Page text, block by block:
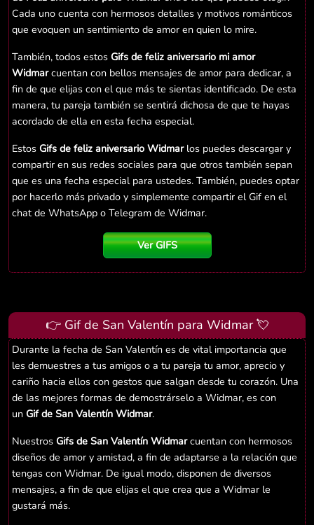
Cada uno cuenta con hermosos detalles y motivos románticos
que evoquen un sentimiento de amor en quien lo mire.
También, todos estos Gifs de feliz aniversario mi amor
Widmarcuentan con bellos mensajes de amor para dedicar, a
fin de que elijas con el que más te sientas identificado. De esta
manera, tu pareja también se sentirá dichosa de que te hayas
acordado de ella en esta fecha especial.
Estos Gifs de feliz aniversario Widmarlos puedes descargar y
compartir en sus redes sociales para que otros también sepan
que es una fecha especial para ustedes. También, puedes optar
por hacerlo más privado y simplemente compartir el Gif en el
chat de WhatsApp o Telegram de Widmar.
Ver GIFS
👉 Gif de San Valentín para Widmar 💘
Durante la fecha de San Valentín es de vital importancia que
les demuestres a tus amigos o a tu pareja tu amor, aprecio y
cariño hacia ellos con gestos que salgan desde tu corazón. Una
de las mejores formas de demostrárselo a Widmar, es con
un Gif de San Valentín Widmar.
Nuestros Gifs de San Valentín Widmarcuentan con hermosos
diseños de amor y amistad, a fin de adaptarse a la relación que
tengas con Widmar. De igual modo, disponen de diversos
mensajes, a fin de que elijas el que crea que a Widmar le
gustará más.